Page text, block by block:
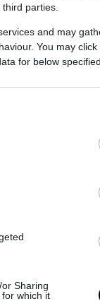
parties.
and may
You may
for below
Sharing
which it
«Όποιος
κρυφό»
τον
,X,